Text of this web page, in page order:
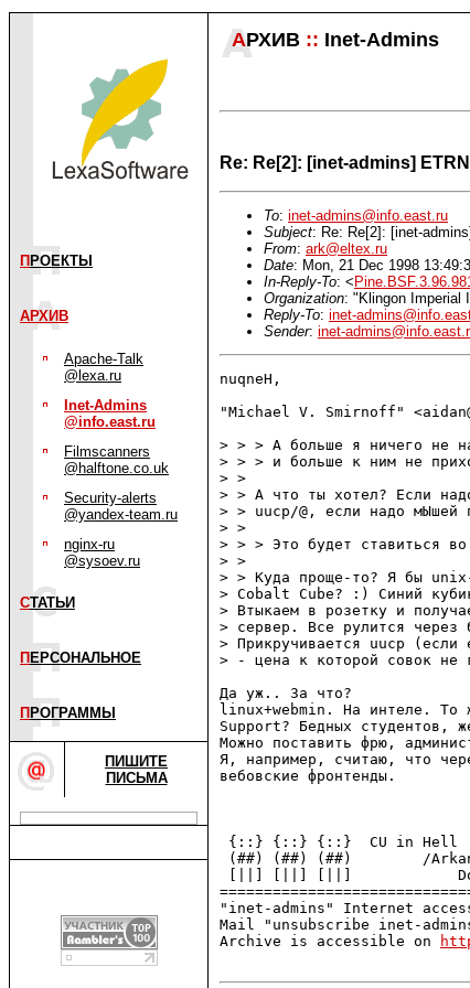
П РОЕКТЫ
АРХИВ
Apache-Talk
@lexa.ru
Inet-Admins
@info.east.ru
Filmscanners
@halftone.co.uk
Security-alerts
@yandex-team.ru
nginx-ru
@sysoev.ru
СТАТЬИ
П ЕРСОНАЛЬНОЕ
П РОГРАММЫ
ПИШИТЕ
ПИСЬМА
АРХИВ :: Inet-Admins
Re: Re[2]: [inet-admins] ETRN
To: inet-admins@info.east.ru
Subject: Re: Re[2]: [inet-
From: ark@eltex.ru
Date: Mon, 21 Dec 1998
In-Reply-To: <
Organization: "Klingon Imperial
Reply-To: inet-
Sender: inet-
nuqneH,
"Michael V. Smirnoff"
> > > А больше я ничего не
> > > и больше к ним не
> >
> > А что ты хотел? Если
> > uucp/@, если надо мЫшей
> >
> > > Это будет ставиться
> >
> > Куда проще-то? Я бы
> Cobalt Cube? :) Синий
> Втыкаем в розетку и
> сервер. Все рулится через
> Прикручивается uucp
> - цена к которой совок
Да уж.. За что?
linux+webmin. На интеле. То
Support? Бедных студентов,
Можно поставить фрю,
Я, например, считаю, что
вебовские фронтенды.
{::} {::} {::}  CU in
(##) (##) (##)        /
[||] [||] [||]            Do i
"inet-admins" Internet
Mail "unsubscribe inet-
Archive is accessible on